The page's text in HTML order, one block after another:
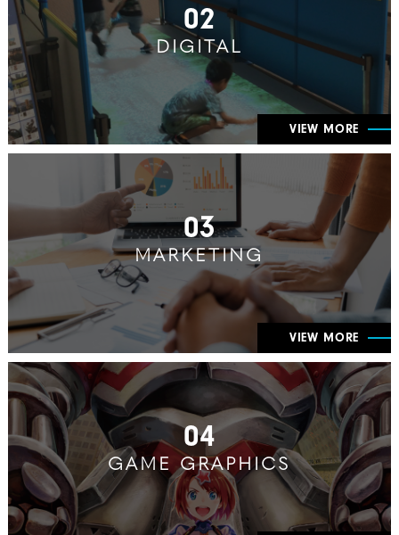
02
DIGITAL
VIEW MORE
03
MARKETING
VIEW MORE
04
GAME GRAPHICS